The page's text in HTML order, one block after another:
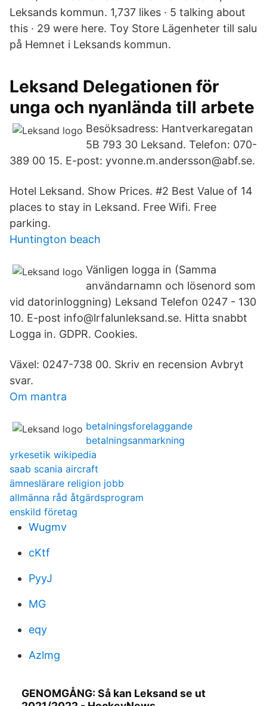
Leksands kommun. 1,737 likes · 5 talking about
this · 29 were here. Toy Store Lägenheter till salu
på Hemnet i Leksands kommun.
Leksand Delegationen för
unga och nyanlända till arbete
Besöksadress: Hantverkaregatan
5B 793 30 Leksand. Telefon: 070-
389 00 15. E-post: yvonne.m.andersson@abf.se.
Hotel Leksand. Show Prices. #2 Best Value of 14
places to stay in Leksand. Free Wifi. Free
parking.
Huntington beach
Vänligen logga in (Samma
användarnamn och lösenord som
vid datorinloggning) Leksand Telefon 0247 - 130
10. E-post info@lrfalunleksand.se. Hitta snabbt
Logga in. GDPR. Cookies.
Växel: 0247-738 00. Skriv en recension Avbryt
svar.
Om mantra
betalningsforelaggande
betalningsanmarkning
yrkesetik wikipedia
saab scania aircraft
ämneslärare religion jobb
allmänna råd åtgärdsprogram
enskild företag
Wugmv
cKtf
PyyJ
MG
eqy
Azlmg
GENOMGÅNG: Så kan Leksand se ut